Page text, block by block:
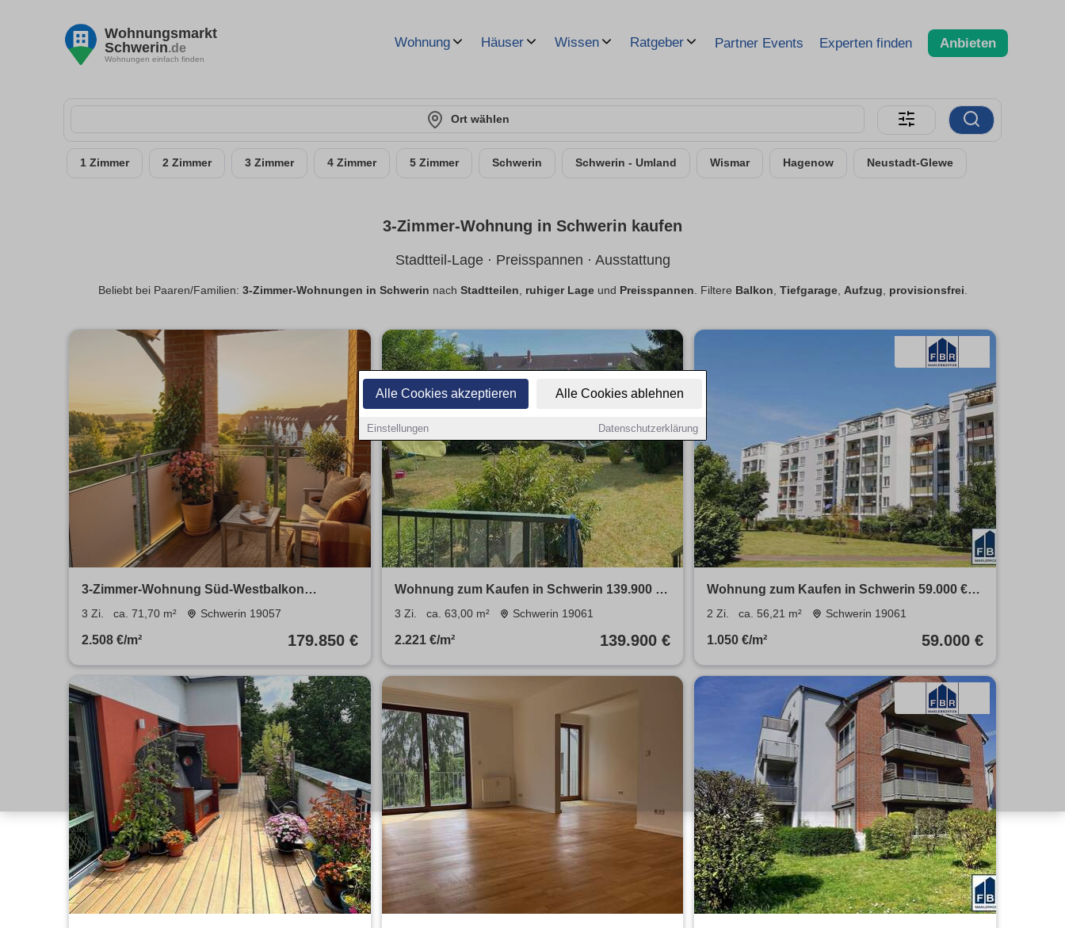
Alle Cookies akzeptieren Alle Cookies ablehnen
Einstellungen Datenschutzerklärung
Wohnungsmarkt
Schwerin.de
Wohnungen einfach finden
Wohnung Häuser Wissen Ratgeber Partner Events Experten finden Anbieten
Ort wählen
1 Zimmer 2 Zimmer 3 Zimmer 4 Zimmer 5 Zimmer Schwerin Schwerin - Umland Wismar Hagenow Neustadt-Glewe
3-Zimmer-Wohnung in Schwerin kaufen
Stadtteil-Lage · Preisspannen · Ausstattung
Beliebt bei Paaren/Familien: 3-Zimmer-Wohnungen in Schwerin nach Stadtteilen, ruhiger Lageund Preisspannen. Filtere Balkon, Tiefgarage, Aufzug, provisionsfrei.
3-Zimmer-Wohnung Süd-Westbalkon
Stellplatz Neumühler See Ruhige Wohnlage
3 Zi. ca. 71,70 m² Schwerin 19057
2.508 €/m² 179.850 €
Wohnung zum Kaufen in Schwerin 139.900 €
63 m²
3 Zi. ca. 63,00 m² Schwerin 19061
2.221 €/m² 139.900 €
Wohnung zum Kaufen in Schwerin 59.000 €
56.21 m²
2 Zi. ca. 56,21 m² Schwerin 19061
1.050 €/m² 59.000 €